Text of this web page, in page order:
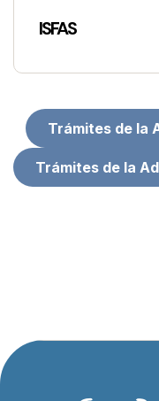
ISFAS
Trámites de la
Trámites de la